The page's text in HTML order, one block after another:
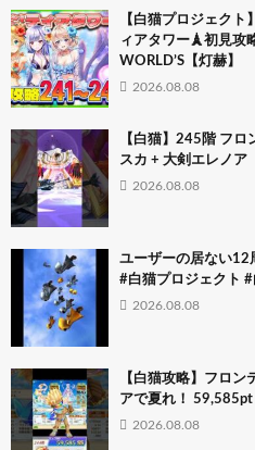
【白猫プロジェク
ィアタワー🗼初見攻
WORLD’S【灯赫】
2026.08.08
【白猫】245階 フ
スカ + 大剣エレノ
2026.08.08
ユーザーの居ない12
#白猫プロジェクト
2026.08.08
【白猫攻略】フロ
アで夏れ！
2026.08.08